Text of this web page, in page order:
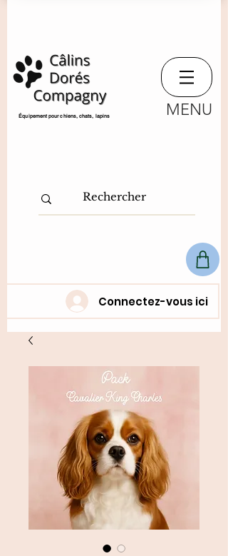
​Équipement pour chiens, chats, lapins MENU
Connectez-vous ici